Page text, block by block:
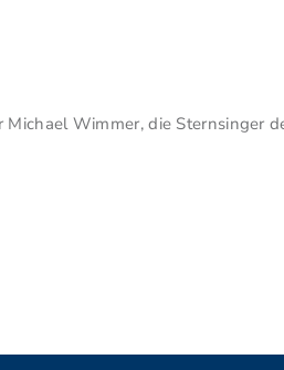
Wimmer, die Sternsinger